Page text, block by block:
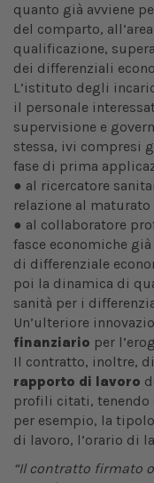
quanto già avviene
del comparto,
qualificazione,
dei differenziali
L’istituto degli
il personale
supervisione e
stessa, ivi compresi
fase di prima
● al ricercatore
relazione al
● al collaboratore
fasce economiche
di differenziale
poi la dinamica di
sanità per i
Un’ulteriore
finanziario per
Il contratto, inoltre,
rapporto di lavoro
profili citati, tenendo
per esempio, la
di lavoro, l’orario di
“Il contratto firmato